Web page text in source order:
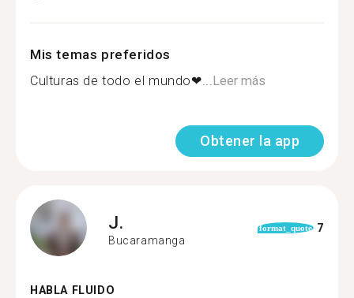
Mis temas preferidos
Culturas de todo el mundo❤...Leer más
Obtener la app
J.
Bucaramanga
format_quote 7
HABLA FLUIDO